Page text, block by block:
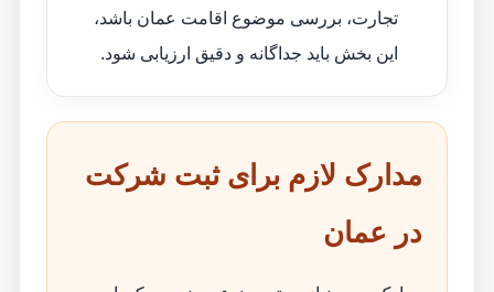
تجارت، بررسی موضوع اقامت عمان باشد،
این بخش باید جداگانه و دقیق ارزیابی شود.
مدارک لازم برای ثبت شرکت
در عمان